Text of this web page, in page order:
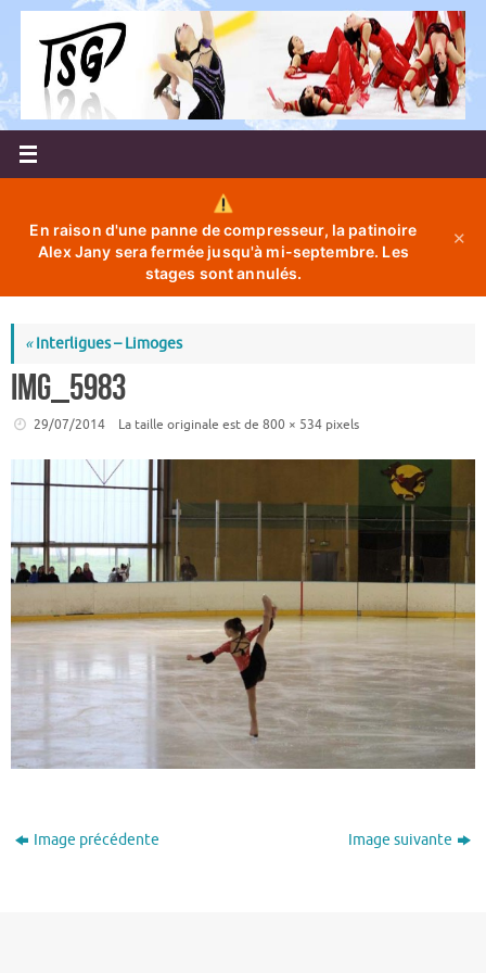
Passer
contenu
En raison d'une panne de compresseur, la patinoire
Alex Jany sera fermée jusqu'à mi-septembre. Les
stages sont annulés.
✕
«Interligues – Limoges
IMG_5983
29/07/2014 La taille originale est de 800 × 534pixels
Image précédente Image suivante